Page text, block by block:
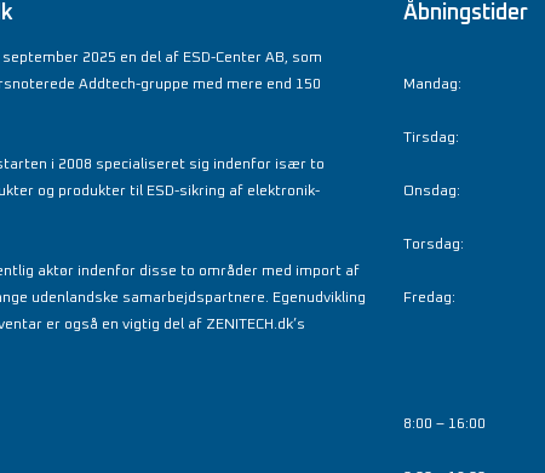
september 2025 en del af ESD-Center AB, som
Addtech-gruppe med mere end 150
starten i 2008 specialiseret sig indenfor især to
og produkter til ESD-sikring af elektronik-
aktør indenfor disse to områder med import af
udenlandske samarbejdspartnere. Egenudvikling
er også en vigtig del af ZENITECH.dk’s
Åbningstider
Mandag:
Tirsdag:
Onsdag:
Torsdag:
Fredag:
8:00 – 16:00